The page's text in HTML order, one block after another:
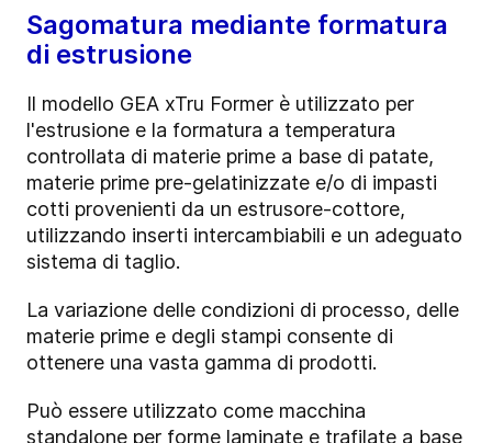
Sagomatura mediante formatura
di estrusione
Il modello GEA xTru Former è utilizzato per
l'estrusione e la formatura a temperatura
controllata di materie prime a base di patate,
materie prime pre-gelatinizzate e/o di impasti
cotti provenienti da un estrusore-cottore,
utilizzando inserti intercambiabili e un adeguato
sistema di taglio.
La variazione delle condizioni di processo, delle
materie prime e degli stampi consente di
ottenere una vasta gamma di prodotti.
Può essere utilizzato come macchina
standalone per forme laminate e trafilate a base